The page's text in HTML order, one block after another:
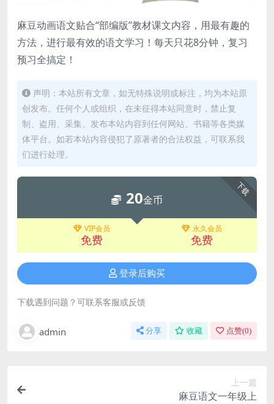
麻豆动画语文贴合“部编版”教材课文内容，用最有趣的
方法，进行最有效的语文学习！每天只花8分钟，复习
预习全搞定！
声明：本站所有文章，如无特殊说明或标注，均为本站原
创发布。任何个人或组织，在未征得本站同意时，禁止复
制、盗用、采集、发布本站内容到任何网站、书籍等各类媒
体平台。如若本站内容侵犯了原著者的合法权益，可联系我
们进行处理。
下载
20金币
VIP会员
免费
永久会员
免费
登录后购买
下载遇到问题？可联系客服或反馈
admin 分享 收藏 点赞(0)
上一篇
麻豆语文一年级上